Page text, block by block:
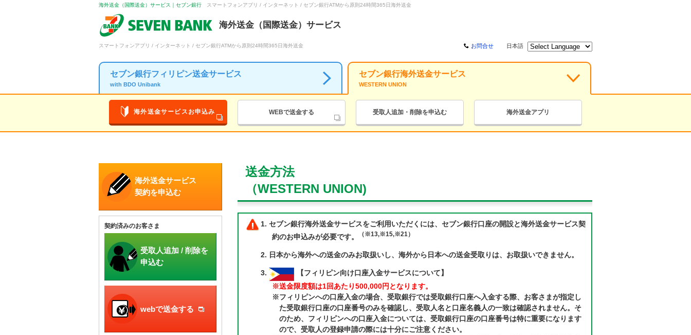
海外送金（国際送金）サービス｜セブン銀行 スマートフォンアプリ / インターネット / セブン銀行ATMから原則24時間365日海外送金
海外送金（国際送金）サービス
スマートフォンアプリ / インターネット / セブン銀行ATMから原則24時間365日海外送金 お問合せ 日本語
セブン銀行フィリピン送金サービス
with BDO Unibank
セブン銀行海外送金サービス
WESTERN UNION
海外送金サービスお申込み WEBで送金する 受取人追加・削除を申込む 海外送金アプリ
海外送金サービス
契約を申込む
契約済みのお客さま
受取人追加 / 削除を
申込む
webで送金する
送金方法
（WESTERN UNION)
セブン銀行海外送金サービスをご利用いただくには、セブン銀行口座の開設と海外送金サービス契
約のお申込みが必要です。
（※13,※15,※21）
日本から海外への送金のみお取扱いし、海外から日本への送金受取りは、お取扱いできません。
【フィリピン向け口座入金サービスについて】
※送金限度額は1回あたり500,000円となります。
※フィリピンへの口座入金の場合、受取銀行では受取銀行口座へ入金する際、お客さまが指定し
た受取銀行口座の口座番号のみを確認し、受取人名と口座名義人の一致は確認されません。そ
のため、フィリピンへの口座入金については、受取銀行口座の口座番号は特に重要になります
ので、受取人の登録申請の際には十分にご注意ください。